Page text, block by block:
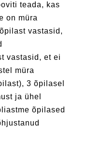
teada, kas
on müra
vastasid,
vastasid, et ei
müra
3 õpilasel
ja ühel
õpilased